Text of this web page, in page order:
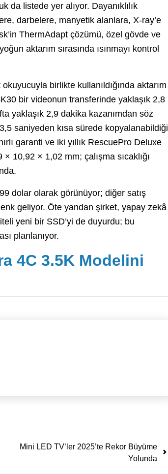
da listede yer alıyor. Dayanıklılık
darbelere, manyetik alanlara, X-ray’e
ThermAdapt çözümü, özel gövde ve
aktarım sırasında ısınmayı kontrol
birlikte kullanıldığında aktarım
bir videonun transferinde yaklaşık 2,8
yaklaşık 2,9 dakika kazanımdan söz
saniyeden kısa sürede kopyalanabildiği
garanti ve iki yıllık RescuePro Deluxe
10,92 × 1,02 mm; çalışma sıcaklığı
dolar olarak görünüyor; diğer satış
geliyor. Öte yandan şirket, yapay zekâ
yeni bir SSD’yi de duyurdu; bu
planlanıyor.
4C 3.5K Modelini
Mini LED TV’ler 2025’te Rekor Büyüme
Yolunda